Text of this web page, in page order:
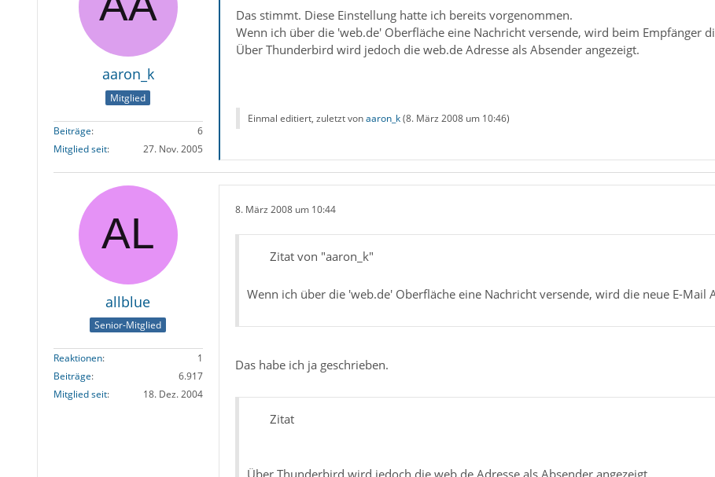
aaron_k
Mitglied
Beiträge
6
Mitglied seit
27. Nov. 2005
Das stimmt. Diese Einstellung hatte ich bereits vorgenommen.
Wenn ich über die 'web.de' Oberfläche eine Nachricht versende, wird beim Empfänger
Über Thunderbird wird jedoch die web.de Adresse als Absender angezeigt.
Einmal editiert, zuletzt vonaaron_k(8. März 2008 um 10:46)
allblue
Senior-Mitglied
Reaktionen
1
Beiträge
6.917
Mitglied seit
18. Dez. 2004
8. März 2008 um 10:44
Zitat von "aaron_k"
Wenn ich über die 'web.de' Oberfläche eine Nachricht versende, wird die neue E-Mail
Das habe ich ja geschrieben.
Zitat
Über Thunderbird wird jedoch die web.de Adresse als Absender angezeigt.